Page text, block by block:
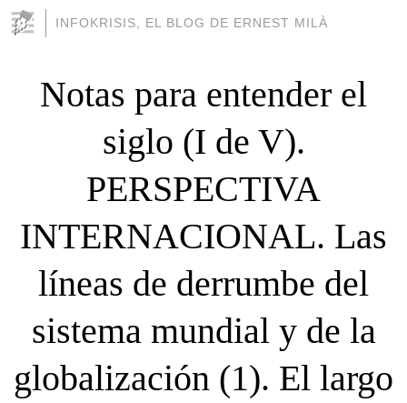
INFOKRISIS, EL BLOG DE ERNEST MILÀ
Notas para entender el
siglo (I de V).
PERSPECTIVA
INTERNACIONAL. Las
líneas de derrumbe del
sistema mundial y de la
globalización (1). El largo